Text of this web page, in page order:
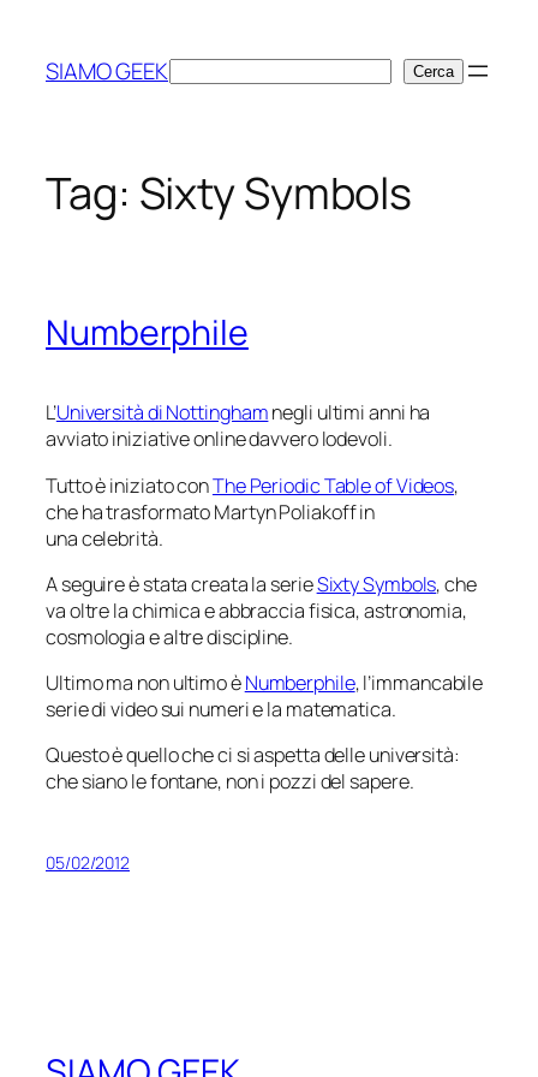
contenuto
SIAMO GEEKCerca Cerca
Tag: Sixty Symbols
Numberphile
L’Università di Nottinghamnegli ultimi anni ha
avviato iniziative online davvero lodevoli.
Tutto è iniziato conThe Periodic Table of Videos,
che ha trasformato Martyn Poliakoff in
una celebrità.
A seguire è stata creata la serieSixty Symbols, che
va oltre la chimica e abbraccia fisica, astronomia,
cosmologia e altre discipline.
Ultimo ma non ultimo èNumberphile, l’immancabile
serie di video sui numeri e la matematica.
Questo è quello che ci si aspetta delle università:
che siano le fontane, non i pozzi del sapere.
05/02/2012